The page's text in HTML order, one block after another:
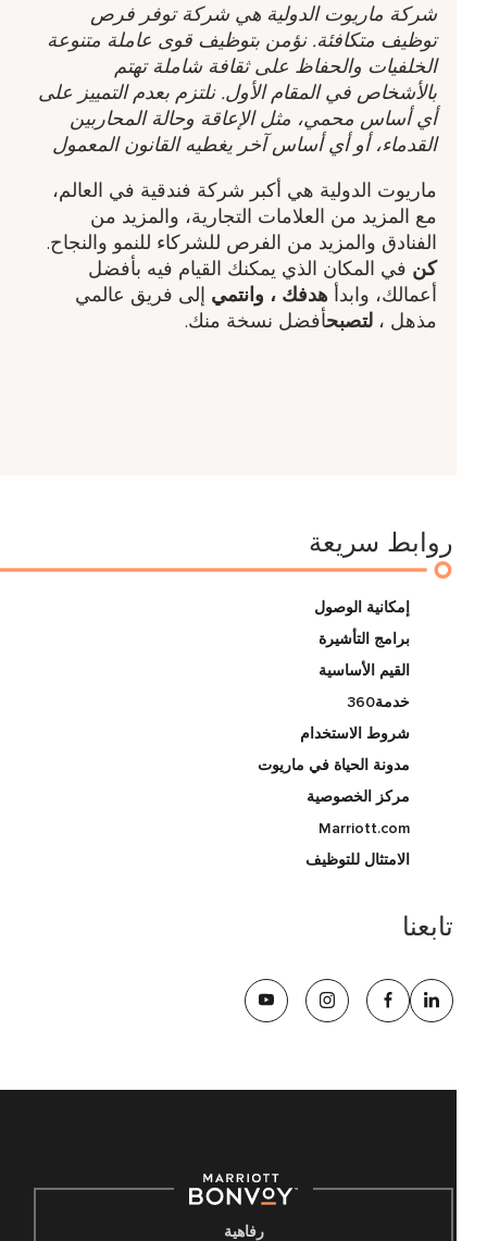
شركة ماريوت الدولية هي شركة توفر فرص
توظيف متكافئة. نؤمن بتوظيف قوى عاملة متنوعة
الخلفيات والحفاظ على ثقافة شاملة تهتم
بالأشخاص في المقام الأول. نلتزم بعدم التمييز على
أي أساس محمي، مثل الإعاقة وحالة المحاربين
القدماء، أو أي أساس آخر يغطيه القانون المعمول
ماريوت الدولية هي أكبر شركة فندقية في العالم،
مع المزيد من العلامات التجارية، والمزيد من
الفنادق والمزيد من الفرص للشركاء للنمو والنجاح.
في المكان الذي يمكنك القيام فيه بأفضل
أعمالك، وابدأهدفك ​، وانتميإلى فريق عالمي
مذهل ​،لتصبحأفضل نسخة منك.
روابط سريعة
إمكانية الوصول
برامج التأشيرة
القيم الأساسية
خدمة360
شروط الاستخدام
مدونة الحياة في ماريوت
مركز الخصوصية
Marriott.com
الامتثال للتوظيف
تابعنا
رفاهية